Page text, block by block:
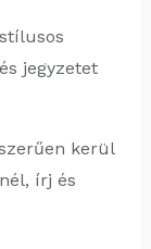
jegyzetet
kerül
írj és